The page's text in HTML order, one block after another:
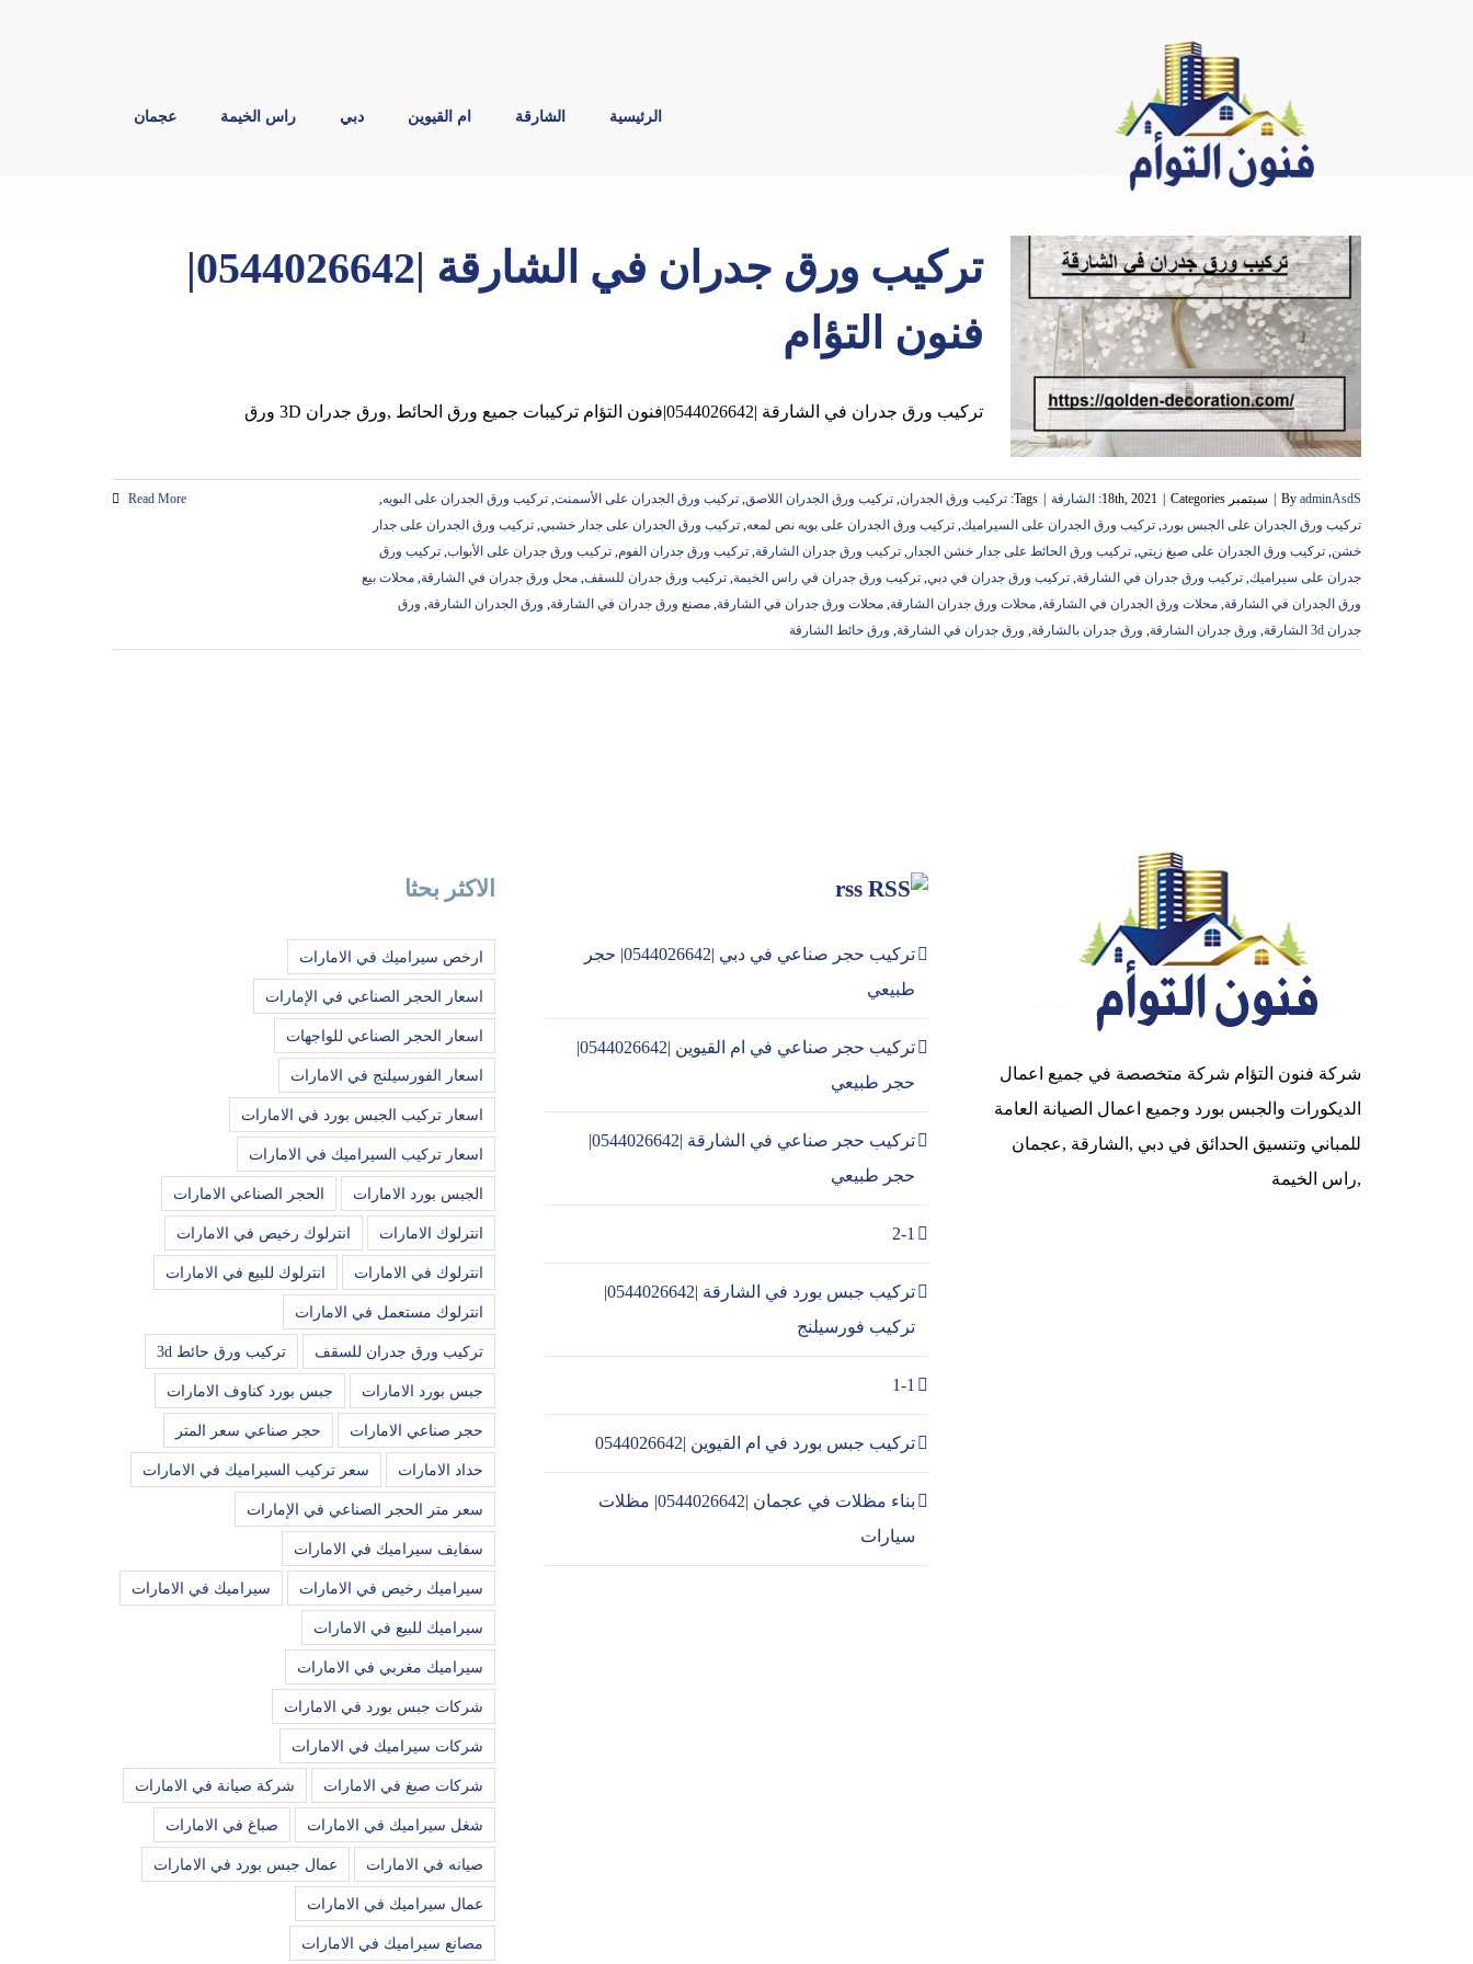
الرئيسية الشارقة ام القيوين دبي راس الخيمة عجمان
تركيب ورق جدران في الشارقة |0544026642|
فنون التؤام
تركيب ورق جدران في الشارقة |0544026642|فنون التؤام تركيبات جميع ورق الحائط ,ورق جدران 3D ورق
By adminAsdS سبتمبر 18th, 2021 Categories: الشارقة Tags: تركيب ورق الجدران, تركيب ورق الجدران اللاصق, تركيب ورق الجدران على الأسمنت, تركيب ورق الجدران على البويه,
تركيب ورق الجدران على الجبس بورد, تركيب ورق الجدران على السيراميك, تركيب ورق الجدران على بويه نص لمعه, تركيب ورق الجدران على جدار خشبي, تركيب ورق الجدران على جدار
خشن, تركيب ورق الجدران على صبغ زيتي, تركيب ورق الحائط على جدار خشن الجدار , تركيب ورق جدران الشارقة, تركيب ورق جدران الفوم, تركيب ورق جدران على الأبواب, تركيب ورق
جدران على سيراميك, تركيب ورق جدران في الشارقة, تركيب ورق جدران في دبي, تركيب ورق جدران في راس الخيمة, تركيب ورق جدران للسقف, محل ورق جدران في الشارقة, محلات بيع
ورق الجدران في الشارقة, محلات ورق الجدران في الشارقة, محلات ورق جدران الشارقة, محلات ورق جدران في الشارقة, مصنع ورق جدران في الشارقة, ورق الجدران الشارقة, ورق
جدران 3d الشارقة
, ورق جدران الشارقة, ورق جدران بالشارقة, ورق جدران في الشارقة, ورق حائط الشارقة
Read More
شركة فنون التؤام شركة متخصصة في جميع اعمال
الديكورات والجبس بورد وجميع اعمال الصيانة العامة
للمباني وتنسيق الحدائق في دبي ,الشارقة ,عجمان
,راس الخيمة
rss
تركيب حجر صناعي في دبي |0544026642| حجر
طبيعي
تركيب حجر صناعي في ام القيوين |0544026642|
حجر طبيعي
تركيب حجر صناعي في الشارقة |0544026642|
حجر طبيعي
2-1
تركيب جبس بورد في الشارقة |0544026642|
تركيب فورسيلنج
1-1
تركيب جبس بورد في ام القيوين |0544026642
بناء مظلات في عجمان |0544026642| مظلات
سيارات
الاكثر بحثا
ارخص سيراميك في الامارات
اسعار الحجر الصناعي في الإمارات
اسعار الحجر الصناعي للواجهات
اسعار الفورسيلنج في الامارات
اسعار تركيب الجبس بورد في الامارات
اسعار تركيب السيراميك في الامارات
الجبس بورد الامارات الحجر الصناعي الامارات
انترلوك الامارات انترلوك رخيص في الامارات
انترلوك في الامارات انترلوك للبيع في الامارات
انترلوك مستعمل في الامارات
تركيب ورق جدران للسقف تركيب ورق حائط 3d
جبس بورد الامارات جبس بورد كناوف الامارات
حجر صناعي الامارات حجر صناعي سعر المتر
حداد الامارات سعر تركيب السيراميك في الامارات
سعر متر الحجر الصناعي في الإمارات
سفايف سيراميك في الامارات
سيراميك رخيص في الامارات سيراميك في الامارات
سيراميك للبيع في الامارات
سيراميك مغربي في الامارات
شركات جبس بورد في الامارات
شركات سيراميك في الامارات
شركات صبغ في الامارات شركة صيانة في الامارات
شغل سيراميك في الامارات صباغ في الامارات
صيانه في الامارات عمال جبس بورد في الامارات
عمال سيراميك في الامارات
مصانع سيراميك في الامارات